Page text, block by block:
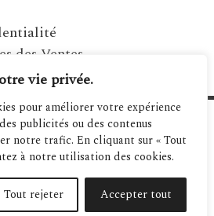
vie privée.
pour améliorer votre expérience
publicités ou des contenus
notre trafic. En cliquant sur « Tout
à notre utilisation des cookies.
Tout rejeter Accepter tout
des Ventes
- SITE RÉALISÉ PAR SPANIWEB